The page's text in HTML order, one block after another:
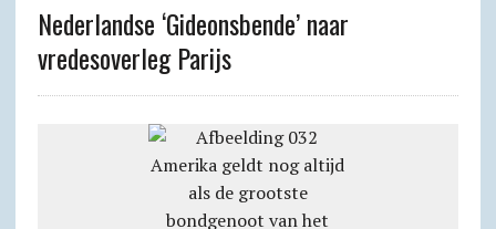
Nederlandse ‘Gideonsbende’ naar
vredesoverleg Parijs